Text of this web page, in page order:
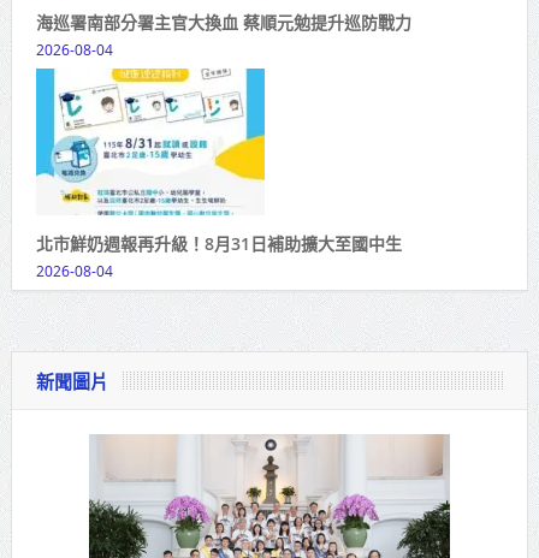
海巡署南部分署主官大換血 蔡順元勉提升巡防戰力
2026-08-04
北市鮮奶週報再升級！8月31日補助擴大至國中生
2026-08-04
新聞圖片